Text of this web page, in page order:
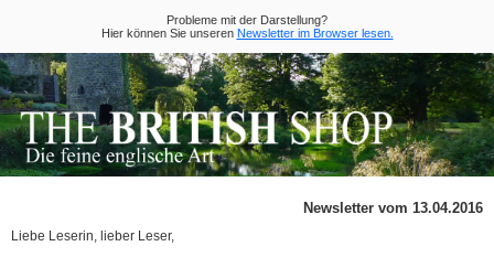
Probleme mit der Darstellung?
Hier können Sie unseren Newsletter im Browser lesen.
Newsletter vom 13.04.2016
Liebe Leserin, lieber Leser,